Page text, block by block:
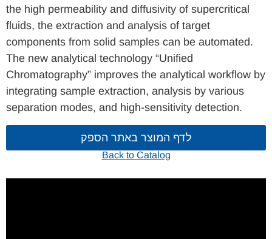
the high permeability and diffusivity of supercritical
fluids, the extraction and analysis of target
components from solid samples can be automated.
The new analytical technology “Unified
Chromatography” improves the analytical workflow by
integrating sample extraction, analysis by various
separation modes, and high-sensitivity detection.
לדף המוצר באתר הספק
Back to Catalog